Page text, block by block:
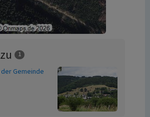
1
Gemeinde